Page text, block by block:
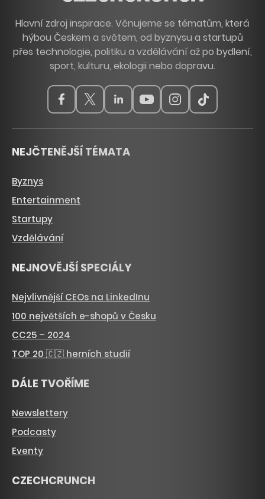
Hlavní zdroj inspirace. Věnujeme se tématům, která
hýbou Českem a světem, od byznysu a startupů
přes technologie, politiku a vzdělávání až po bydlení,
sport, kulturu, ekologii nebo dopravu.
NEJČTENĚJŠÍ TÉMATA
Byznys
Entertainment
Startupy
Vzdělávání
NEJNOVĚJŠÍ SPECIÁLY
Nejvlivnější CEOs na LinkedInu
100 největších e-shopů v Česku
CC25 – 2024
TOP 20 🇨🇿 herních studií
DÁLE TVOŘÍME
Newslettery
Podcasty
Eventy
CZECHCRUNCH